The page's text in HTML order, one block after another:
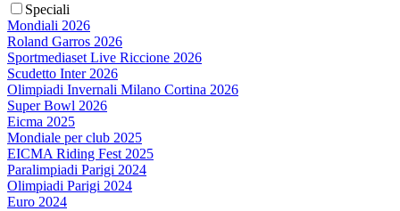
Speciali
Mondiali 2026
Roland Garros 2026
Sportmediaset Live Riccione 2026
Scudetto Inter 2026
Olimpiadi Invernali Milano Cortina 2026
Super Bowl 2026
Eicma 2025
Mondiale per club 2025
EICMA Riding Fest 2025
Paralimpiadi Parigi 2024
Olimpiadi Parigi 2024
Euro 2024